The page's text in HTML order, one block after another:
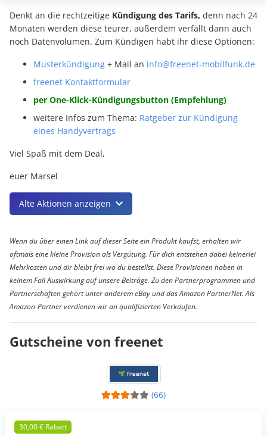
Denkt an die rechtzeitige Kündigung des Tarifs, denn nach 24
Monaten werden diese teurer, außerdem verfällt dann auch
noch Datenvolumen. Zum Kündigen habt ihr diese Optionen:
Musterkündigung + Mail an info@freenet-mobilfunk.de
freenet Kontaktformular
per One-Klick-Kündigungsbutton (Empfehlung)
weitere Infos zum Thema: Ratgeber zur Kündigung
eines Handyvertrags
Viel Spaß mit dem Deal,
euer Marsel
Alte Aktionen anzeigen
Wenn du über einen Link auf dieser Seite ein Produkt kaufst, erhalten wir
oftmals eine kleine Provision als Vergütung. Für dich entstehen dabei keinerlei
Mehrkosten und dir bleibt frei wo du bestellst. Diese Provisionen haben in
keinem Fall Auswirkung auf unsere Beiträge. Zu den Partnerprogrammen und
Partnerschaften gehört unter anderem eBay und das Amazon PartnerNet. Als
Amazon-Partner verdienen wir an qualifizierten Verkäufen.
Gutscheine von freenet
(66)
30,00 € Rabatt